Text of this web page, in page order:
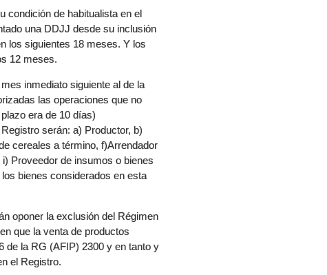
condición de habitualista en el
una DDJJ desde su inclusión
los siguientes 18 meses. Y los
12 meses.
inmediato siguiente al de la
las operaciones que no
era de 10 días)
serán: a) Productor, b)
cereales a término, f)Arrendador
Proveedor de insumos o bienes
bienes considerados en esta
oponer la exclusión del Régimen
que la venta de productos
de la RG (AFIP) 2300 y en tanto y
el Registro.